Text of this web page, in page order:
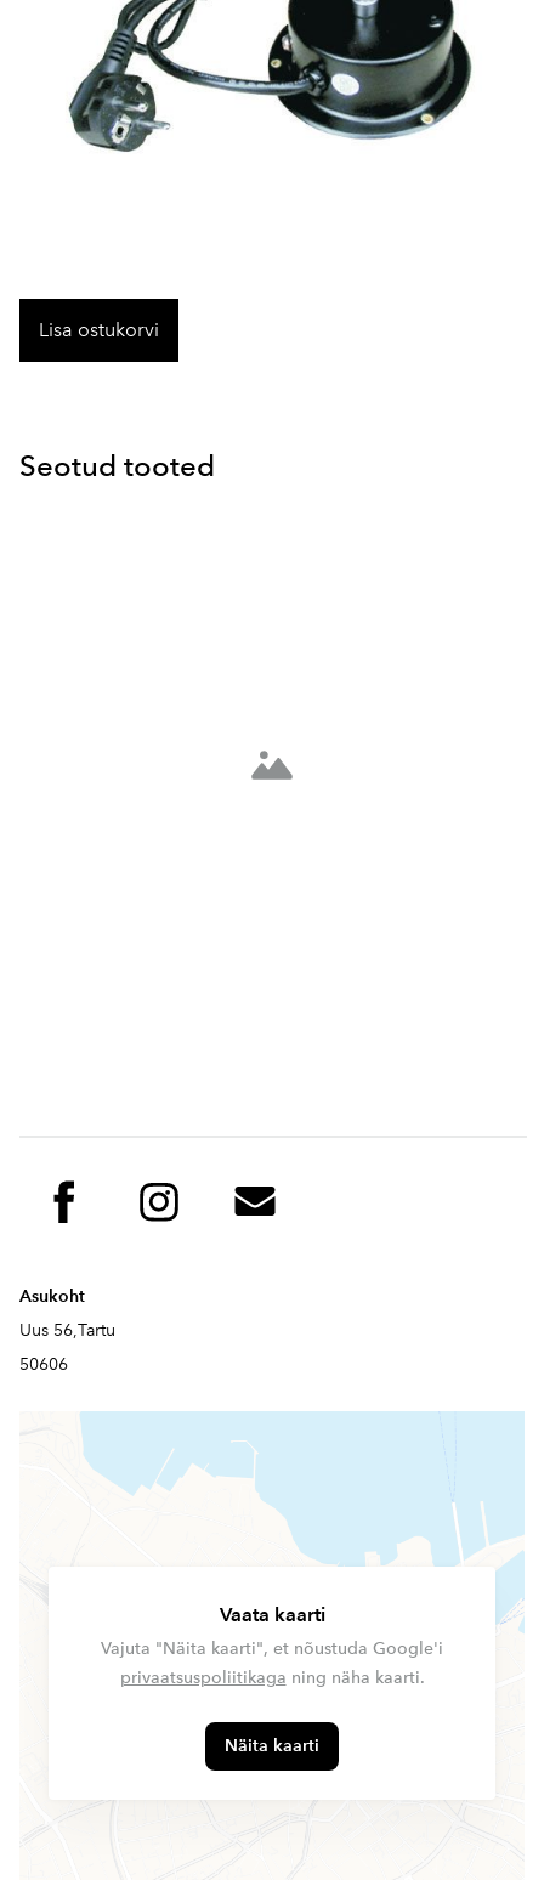
Lisa ostukorvi
Seotud tooted
Asukoht
Uus 56,Tartu
50606
Vaata kaarti
Vajuta "Näita kaarti", et nõustuda Google'i
privaatsuspoliitikaga ning näha kaarti.
Näita kaarti